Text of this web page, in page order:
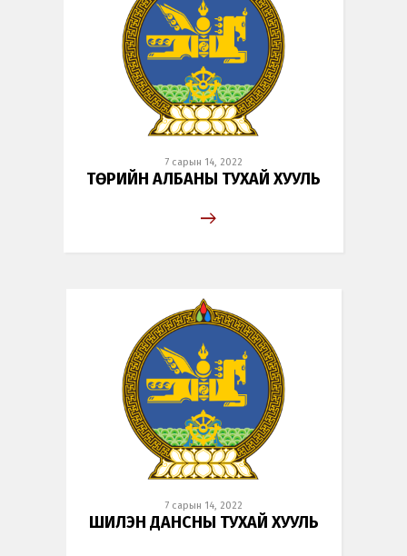
7 сарын 14, 2022
ТӨРИЙН АЛБАНЫ ТУХАЙ ХУУЛЬ
7 сарын 14, 2022
ШИЛЭН ДАНСНЫ ТУХАЙ ХУУЛЬ